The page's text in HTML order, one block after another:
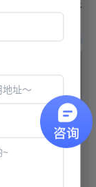
全程电子